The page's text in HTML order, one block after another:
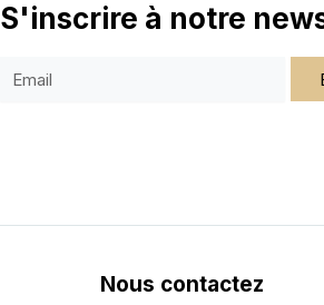
S'inscrire à notre
Nous contactez